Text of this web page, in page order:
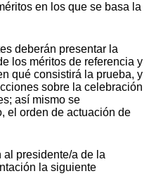
en los que se basa la
deberán presentar la
los méritos de referencia y
qué consistirá la prueba, y
sobre la celebración
así mismo se
el orden de actuación de
al presidente/a de la
la siguiente